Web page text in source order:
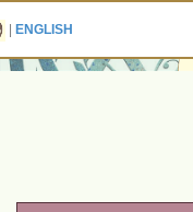
ENGLISH
|